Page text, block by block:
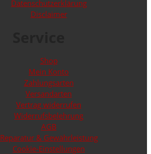
Datenschutzerklärung
Disclaimer
Shop
Mein Konto
Zahlungsarten
Versandarten
Vertrag widerrufen
Widerrufsbelehrung
AGB
Reparatur & Gewährleistung
Cookie-Einstellungen